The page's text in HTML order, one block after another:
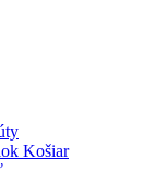
Košiar